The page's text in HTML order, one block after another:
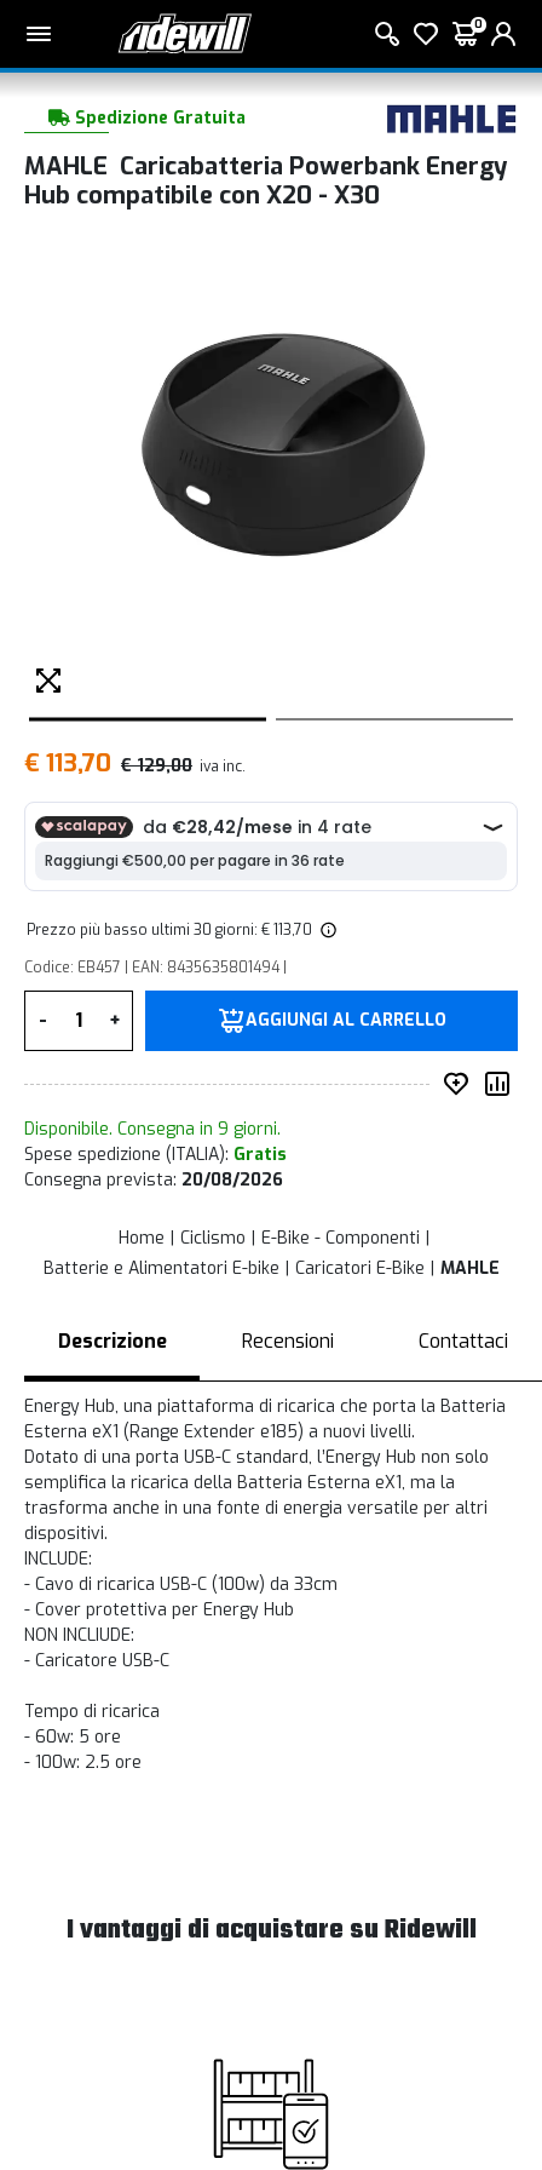
0
Spedizione Gratuita
MAHLE Caricabatteria Powerbank Energy
Hub compatibile con X20 - X30
€ 113,70 € 129,00 iva inc.
Prezzo più basso ultimi 30 giorni: € 113,70
Codice: EB457 | EAN: 8435635801494 |
- + AGGIUNGI AL CARRELLO
Disponibile. Consegna in 9 giorni.
Spese spedizione (ITALIA): Gratis
Consegna prevista: 20/08/2026
Home Ciclismo
E-Bike - Componenti
Batterie e Alimentatori E-bike
Caricatori E-Bike MAHLE
Descrizione Recensioni Contattaci
Energy Hub, una piattaforma di ricarica che porta la Batteria
Esterna eX1 (Range Extender e185) a nuovi livelli.
Dotato di una porta USB-C standard, l’Energy Hub non solo
semplifica la ricarica della Batteria Esterna eX1, ma la
trasforma anche in una fonte di energia versatile per altri
dispositivi.
INCLUDE:
- Cavo di ricarica USB-C (100w) da 33cm
- Cover protettiva per Energy Hub
NON INCLIUDE:
- Caricatore USB-C
Tempo di ricarica
- 60w: 5 ore
- 100w: 2.5 ore
I vantaggi di acquistare su Ridewill